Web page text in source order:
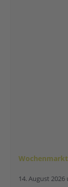
14. August 2026